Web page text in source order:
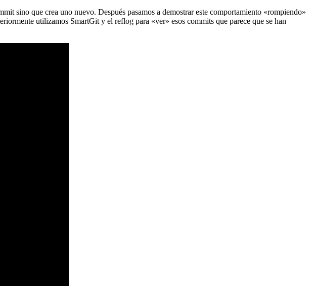
sino que crea uno nuevo. Después pasamos a demostrar este comportamiento «rompiendo»
utilizamos SmartGit y el reflog para «ver» esos commits que parece que se han